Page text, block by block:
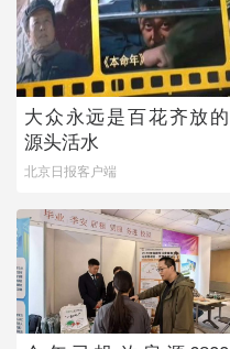
大众永远是百花齐放的
源头活水
北京日报客户端